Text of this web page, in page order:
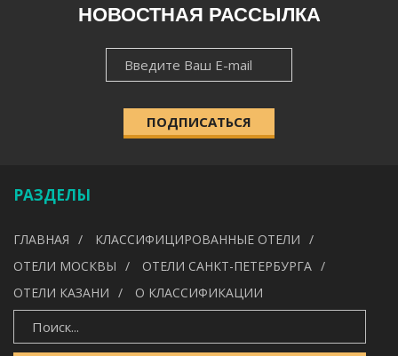
НАСЕЛЁННЫЙ ПУНКТ
ИСКАТЬ
НОВОСТНАЯ РАССЫЛКА
ПОДПИСАТЬСЯ
РАЗДЕЛЫ
ГЛАВНАЯ
КЛАССИФИЦИРОВАННЫЕ ОТЕЛИ
ОТЕЛИ МОСКВЫ
ОТЕЛИ САНКТ-ПЕТЕРБУРГА
ОТЕЛИ КАЗАНИ
О КЛАССИФИКАЦИИ